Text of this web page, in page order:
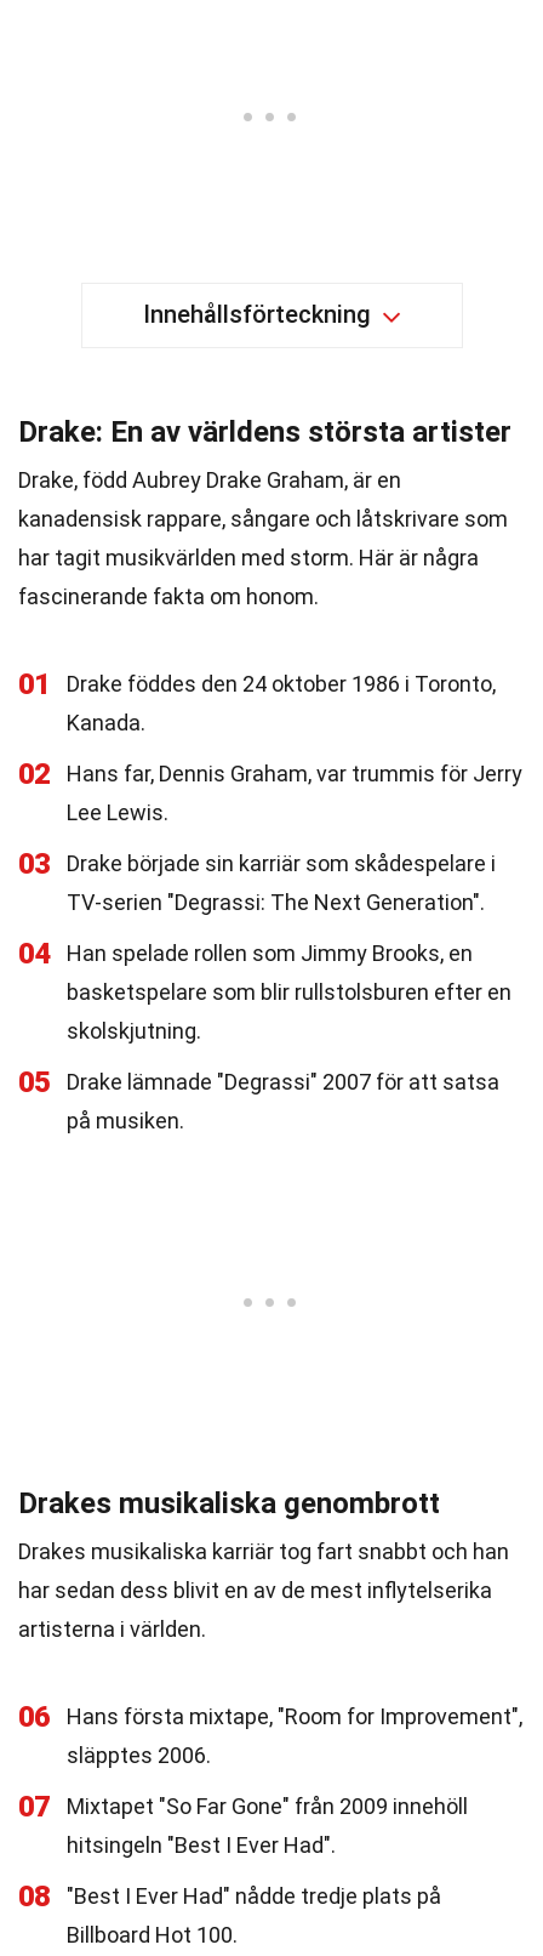
Innehållsförteckning
Drake: En av världens största artister
Drake, född Aubrey Drake Graham, är en
kanadensisk rappare, sångare och låtskrivare som
har tagit musikvärlden med storm. Här är några
fascinerande fakta om honom.
01
Drake föddes den 24 oktober 1986 i Toronto,
Kanada.
02
Hans far, Dennis Graham, var trummis för Jerry
Lee Lewis.
03
Drake började sin karriär som skådespelare i
TV-serien "Degrassi: The Next Generation".
04
Han spelade rollen som Jimmy Brooks, en
basketspelare som blir rullstolsburen efter en
skolskjutning.
05
Drake lämnade "Degrassi" 2007 för att satsa
på musiken.
Drakes musikaliska genombrott
Drakes musikaliska karriär tog fart snabbt och han
har sedan dess blivit en av de mest inflytelserika
artisterna i världen.
06
Hans första mixtape, "Room for Improvement",
släpptes 2006.
07
Mixtapet "So Far Gone" från 2009 innehöll
hitsingeln "Best I Ever Had".
08
"Best I Ever Had" nådde tredje plats på
Billboard Hot 100.